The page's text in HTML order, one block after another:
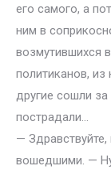
его самого, а
ним в
возмутившихся
политиканов, из
другие сошли
пострадали…
—
вошедшими. —